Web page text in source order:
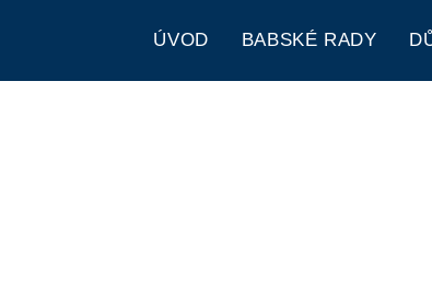
ÚVOD BABSKÉ RADY